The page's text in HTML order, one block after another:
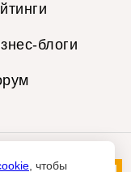
блоги
, чтобы